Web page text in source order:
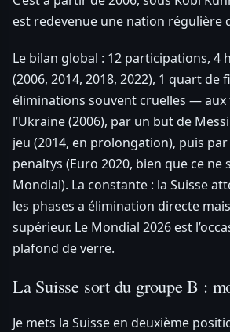
est redevenue une nation régulière
Le bilan global : 12 participations, 4
(2006, 2014, 2018, 2022), 1 quart de
éliminations souvent cruelles —
l’Ukraine (2006), par un but de
jeu (2014, en prolongation), puis par
penaltys (Euro 2020, bien que ce ne
Mondial). La constante : la Suisse
les phases a élimination directe
supérieur. Le Mondial 2026 est
plafond de verre.
La Suisse sort du groupe B :
Je mets la Suisse en deuxième